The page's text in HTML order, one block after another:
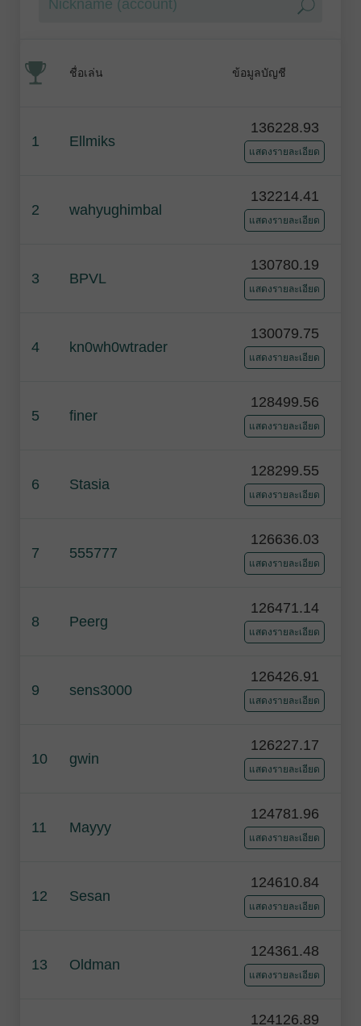
ชื่อเล่น ข้อมูลบัญชี
1 Ellmiks
136228.93
แสดงรายละเอียด
2 wahyughimbal
132214.41
แสดงรายละเอียด
3 BPVL
130780.19
แสดงรายละเอียด
4 kn0wh0wtrader
130079.75
แสดงรายละเอียด
5 finer
128499.56
แสดงรายละเอียด
6 Stasia
128299.55
แสดงรายละเอียด
7 555777
126636.03
แสดงรายละเอียด
8 Peerg
126471.14
แสดงรายละเอียด
9 sens3000
126426.91
แสดงรายละเอียด
10 gwin
126227.17
แสดงรายละเอียด
11 Mayyy
124781.96
แสดงรายละเอียด
12 Sesan
124610.84
แสดงรายละเอียด
13 Oldman
124361.48
แสดงรายละเอียด
124126.89